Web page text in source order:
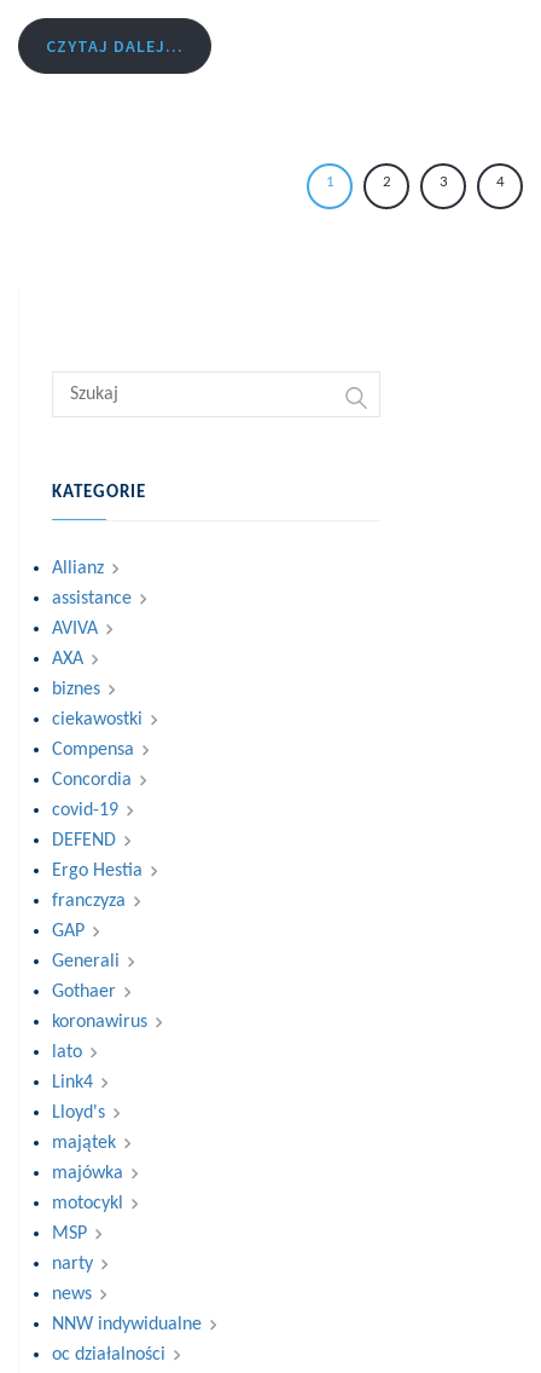
CZYTAJ DALEJ...
1 2 3 4
KATEGORIE
Allianz
assistance
AVIVA
AXA
biznes
ciekawostki
Compensa
Concordia
covid-19
DEFEND
Ergo Hestia
franczyza
GAP
Generali
Gothaer
koronawirus
lato
Link4
Lloyd's
majątek
majówka
motocykl
MSP
narty
news
NNW indywidualne
oc działalności